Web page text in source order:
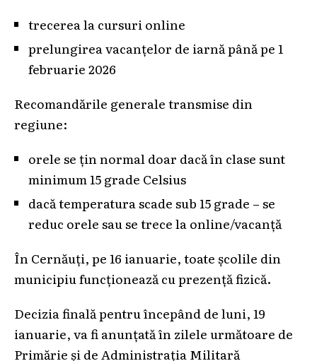
trecerea la cursuri online
prelungirea vacanțelor de iarnă până pe 1
februarie 2026
Recomandările generale transmise din
regiune:
orele se țin normal doar dacă în clase sunt
minimum 15 grade Celsius
dacă temperatura scade sub 15 grade – se
reduc orele sau se trece la online/vacanță
În Cernăuți, pe 16 ianuarie, toate școlile din
municipiu funcționează cu prezență fizică.
Decizia finală pentru începând de luni, 19
ianuarie, va fi anunțată în zilele următoare de
Primărie și de Administrația Militară